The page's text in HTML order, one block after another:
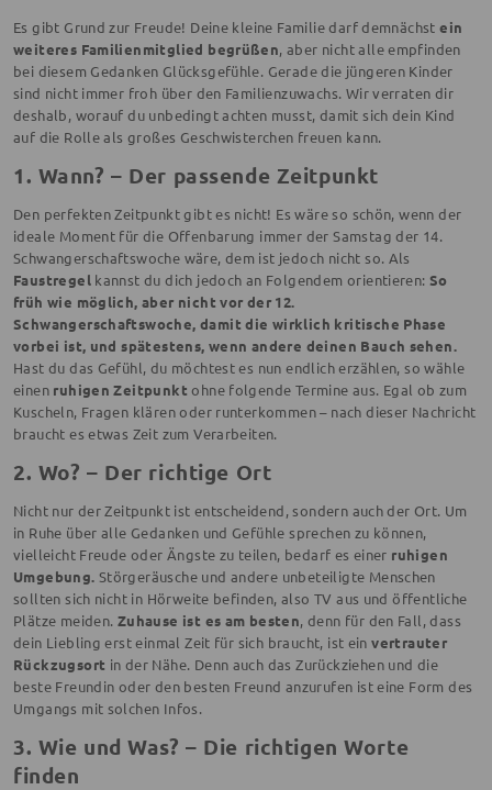
Es gibt Grund zur Freude! Deine kleine Familie darf demnächstein
weiteres Familienmitglied begrüßen, aber nicht alle empfinden
bei diesem Gedanken Glücksgefühle. Gerade die jüngeren Kinder
sind nicht immer froh über den Familienzuwachs. Wir verraten dir
deshalb, worauf du unbedingt achten musst, damit sich dein Kind
auf die Rolle als großes Geschwisterchen freuen kann.
1. Wann? – Der passende Zeitpunkt
Den perfekten Zeitpunkt gibt es nicht! Es wäre so schön, wenn der
ideale Moment für die Offenbarung immer der Samstag der 14.
Schwangerschaftswoche wäre, dem ist jedoch nicht so. Als
Faustregelkannst du dich jedoch an Folgendem orientieren:So
früh wie möglich, aber nicht vor der 12.
Schwangerschaftswoche, damit die wirklich kritische Phase
vorbei ist, und spätestens, wenn andere deinen Bauch sehen.
Hast du das Gefühl, du möchtest es nun endlich erzählen, so wähle
einen ruhigen Zeitpunkt ohne folgende Termine aus. Egal ob zum
Kuscheln, Fragen klären oder runterkommen – nach dieser Nachricht
braucht es etwas Zeit zum Verarbeiten.
2. Wo? – Der richtige Ort
Nicht nur der Zeitpunkt ist entscheidend, sondern auch der Ort. Um
in Ruhe über alle Gedanken und Gefühle sprechen zu können,
vielleicht Freude oder Ängste zu teilen, bedarf es einer ruhigen
Umgebung. Störgeräusche und andere unbeteiligte Menschen
sollten sich nicht in Hörweite befinden, also TV aus und öffentliche
Plätze meiden. Zuhause ist es am besten, denn für den Fall, dass
dein Liebling erst einmal Zeit für sich braucht, ist einvertrauter
Rückzugsort in der Nähe. Denn auch das Zurückziehen und die
beste Freundin oder den besten Freund anzurufen ist eine Form des
Umgangs mit solchen Infos.
3. Wie und Was? – Die richtigen Worte
finden